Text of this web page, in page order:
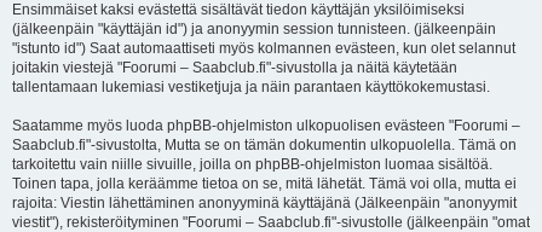
Ensimmäiset kaksi evästettä sisältävät tiedon käyttäjän yksilöimiseksi
(jälkeenpäin "käyttäjän id") ja anonyymin session tunnisteen. (jälkeenpäin
"istunto id") Saat automaattiseti myös kolmannen evästeen, kun olet selannut
joitakin viestejä "Foorumi – Saabclub.fi"-sivustolla ja näitä käytetään
tallentamaan lukemiasi vestiketjuja ja näin parantaen käyttökokemustasi.
Saatamme myös luoda phpBB-ohjelmiston ulkopuolisen evästeen "Foorumi –
Saabclub.fi"-sivustolta, Mutta se on tämän dokumentin ulkopuolella. Tämä on
tarkoitettu vain niille sivuille, joilla on phpBB-ohjelmiston luomaa sisältöä.
Toinen tapa, jolla keräämme tietoa on se, mitä lähetät. Tämä voi olla, mutta ei
rajoita: Viestin lähettäminen anonyyminä käyttäjänä (Jälkeenpäin "anonyymit
viestit"), rekisteröityminen "Foorumi – Saabclub.fi"-sivustolle (jälkeenpäin "omat